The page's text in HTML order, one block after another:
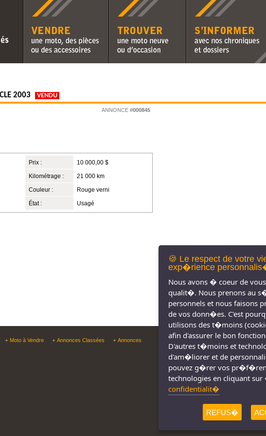
Vendre une moto, des pièces ou
des accessoires
Trouver une moto neuve ou
d'occasion
S'informer avec nos
chroniques moto et dossiers
2003 VENDU
ANNONCE #000845
Prix : 10 000,00 $
Kilométrage : 21 000 km
Couleur : Rouge verni
État : Usagé
Moto à Vendre Annonces Classées
Annonces
Copyright © Tous droits réservés 2011-
2026
🍪 Le respect de votre
exp�rience
Nous avons � coeur de
qualit�. Nous prenons au
personnels et nous faisons
de vos donn�es. C'est
utilisons des t�moins
afin d'assurer le bon
D'autres t�moins et
d'am�liorer et de
pouvez g�rer vos
technologies en cliquant
confidentialit�
REFUS�